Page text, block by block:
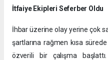
İtfaiye Ekipleri Seferber Oldu
İhbar üzerine olay yerine çok
şartlarına rağmen kısa
özverili bir çalışma